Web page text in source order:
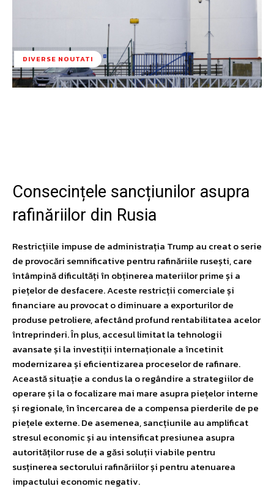
DIVERSE NOUTATI
Consecințele sancțiunilor asupra
rafinăriilor din Rusia
Restricțiile impuse de administrația Trump au creat o serie
de provocări semnificative pentru rafinăriile rusești, care
întâmpină dificultăți în obținerea materiilor prime și a
piețelor de desfacere. Aceste restricții comerciale și
financiare au provocat o diminuare a exporturilor de
produse petroliere, afectând profund rentabilitatea acelor
întreprinderi. În plus, accesul limitat la tehnologii
avansate și la investiții internaționale a încetinit
modernizarea și eficientizarea proceselor de rafinare.
Această situație a condus la o regândire a strategiilor de
operare și la o focalizare mai mare asupra piețelor interne
și regionale, în încercarea de a compensa pierderile de pe
piețele externe. De asemenea, sancțiunile au amplificat
stresul economic și au intensificat presiunea asupra
autorităților ruse de a găsi soluții viabile pentru
susținerea sectorului rafinăriilor și pentru atenuarea
impactului economic negativ.